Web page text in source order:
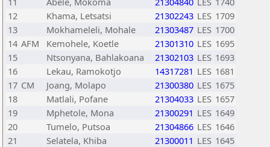
12
Khama, Letsatsi 21302243 LES 1709
13
Mokhameleli, Mohale 21303487 LES 1700
14 AFM Kemohele, Koetle 21301310 LES 1695
15
Ntsonyana, Bahlakoana 21302103 LES 1693
16
Lekau, Ramokotjo 14317281 LES 1681
17 CM Joang, Molapo 21300380 LES 1675
18
Matlali, Pofane 21304033 LES 1657
19
Mphetole, Mona 21300291 LES 1649
20
Tumelo, Putsoa 21304866 LES 1646
21
Selatela, Khiba 21300011 LES 1645